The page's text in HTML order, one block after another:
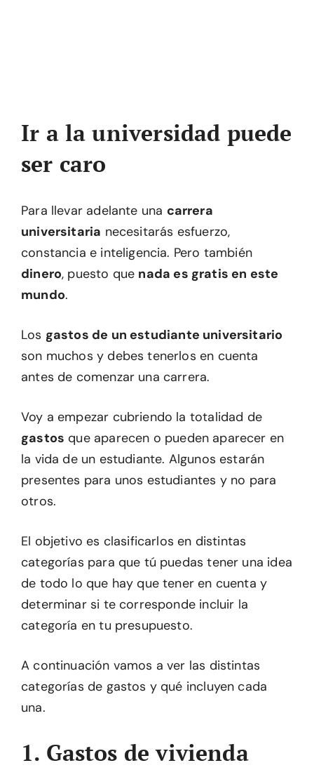
Ir a la universidad puede
ser caro
Para llevar adelante una carrera
universitaria necesitarás esfuerzo,
constancia e inteligencia. Pero también
dinero, puesto que nada es gratis en este
mundo.
Los gastos de un estudiante universitario
son muchos y debes tenerlos en cuenta
antes de comenzar una carrera.
Voy a empezar cubriendo la totalidad de
gastos que aparecen o pueden aparecer en
la vida de un estudiante. Algunos estarán
presentes para unos estudiantes y no para
otros.
El objetivo es clasificarlos en distintas
categorías para que tú puedas tener una idea
de todo lo que hay que tener en cuenta y
determinar si te corresponde incluir la
categoría en tu presupuesto.
A continuación vamos a ver las distintas
categorías de gastos y qué incluyen cada
una.
1. Gastos de vivienda